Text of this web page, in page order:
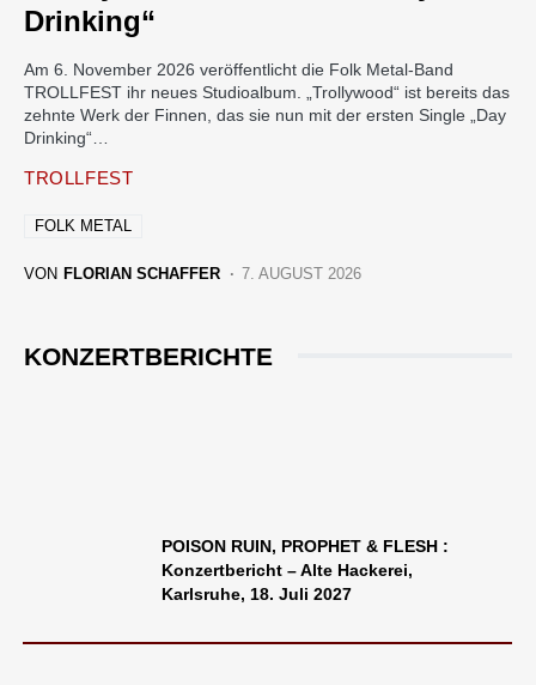
Drinking“
Am 6. November 2026 veröffentlicht die Folk Metal-Band
TROLLFEST ihr neues Studioalbum. „Trollywood“ ist bereits das
zehnte Werk der Finnen, das sie nun mit der ersten Single „Day
Drinking“…
TROLLFEST
FOLK METAL
VON FLORIAN SCHAFFER 7. AUGUST 2026
KONZERTBERICHTE
POISON RUIN, PROPHET & FLESH :
Konzertbericht – Alte Hackerei,
Karlsruhe, 18. Juli 2027